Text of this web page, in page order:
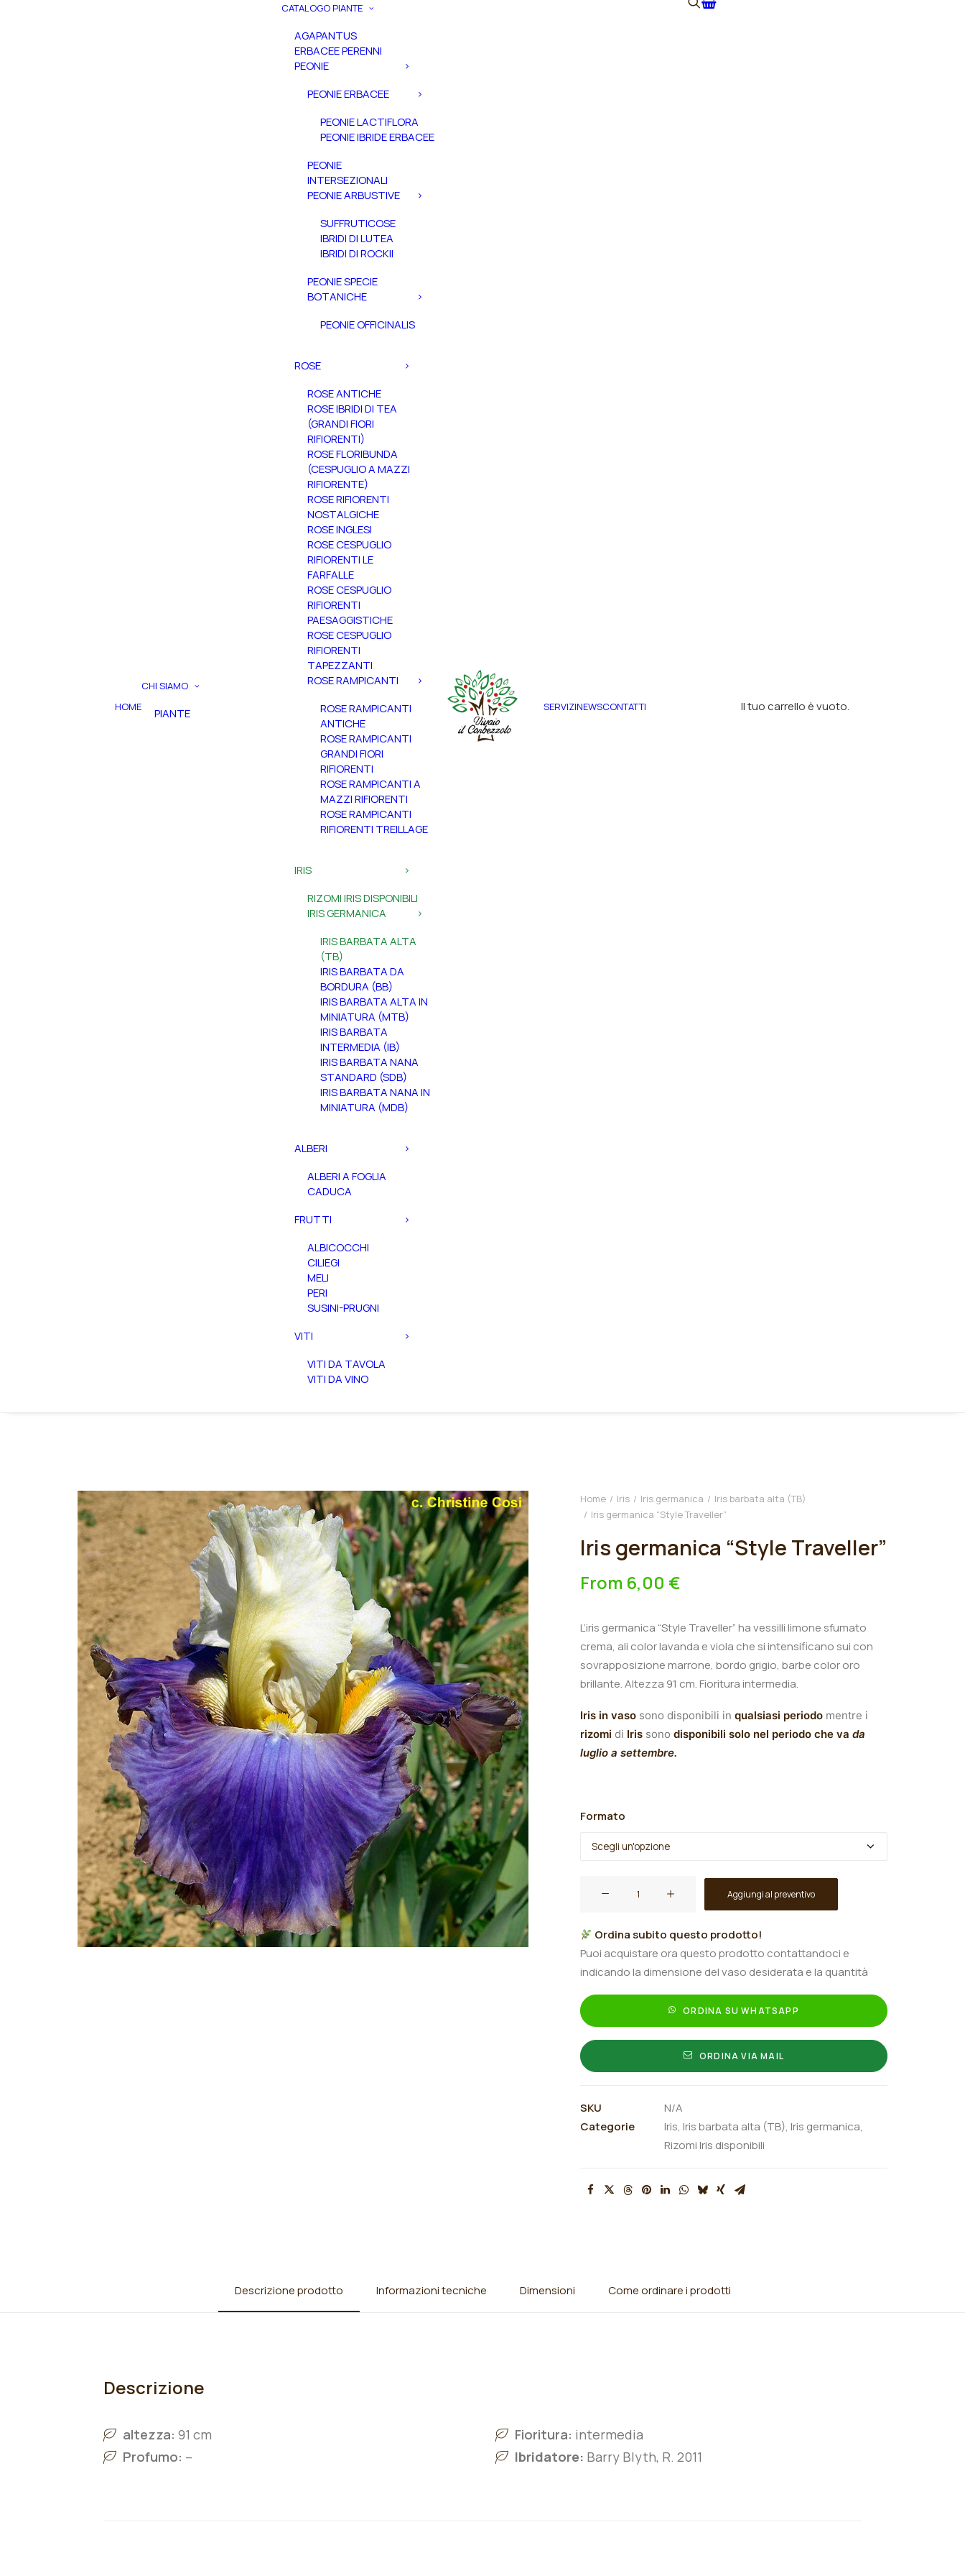
HOME
CHI SIAMO
PIANTE
CATALOGO PIANTE
AGAPANTUS
ERBACEE PERENNI
PEONIE
PEONIE ERBACEE
PEONIE LACTIFLORA
PEONIE IBRIDE ERBACEE
PEONIE
INTERSEZIONALI
PEONIE ARBUSTIVE
SUFFRUTICOSE
IBRIDI DI LUTEA
IBRIDI DI ROCKII
PEONIE SPECIE
BOTANICHE
PEONIE OFFICINALIS
ROSE
ROSE ANTICHE
ROSE IBRIDI DI TEA
(GRANDI FIORI
RIFIORENTI)
ROSE FLORIBUNDA
(CESPUGLIO A MAZZI
RIFIORENTE)
ROSE RIFIORENTI
NOSTALGICHE
ROSE INGLESI
ROSE CESPUGLIO
RIFIORENTI LE
FARFALLE
ROSE CESPUGLIO
RIFIORENTI
PAESAGGISTICHE
ROSE CESPUGLIO
RIFIORENTI
TAPEZZANTI
ROSE RAMPICANTI
ROSE RAMPICANTI
ANTICHE
ROSE RAMPICANTI
GRANDI FIORI
RIFIORENTI
ROSE RAMPICANTI A
MAZZI RIFIORENTI
ROSE RAMPICANTI
RIFIORENTI TREILLAGE
IRIS
RIZOMI IRIS DISPONIBILI
IRIS GERMANICA
IRIS BARBATA ALTA
(TB)
IRIS BARBATA DA
BORDURA (BB)
IRIS BARBATA ALTA IN
MINIATURA (MTB)
IRIS BARBATA
INTERMEDIA (IB)
IRIS BARBATA NANA
STANDARD (SDB)
IRIS BARBATA NANA IN
MINIATURA (MDB)
ALBERI
ALBERI A FOGLIA
CADUCA
FRUTTI
ALBICOCCHI
CILIEGI
MELI
PERI
SUSINI-PRUGNI
VITI
VITI DA TAVOLA
VITI DA VINO
SERVIZINEWSCONTATTI Il tuo carrello è vuoto.
Home Iris Iris germanica
Iris barbata alta (TB)
Iris germanica “Style Traveller”
Iris germanica “Style Traveller”
From 6,00 €
L’iris germanica “Style Traveller” ha vessilli limone sfumato
crema, ali color lavanda e viola che si intensificano sui con
sovrapposizione marrone, bordo grigio, barbe color oro
brillante.Altezza 91 cm. Fioritura intermedia.
Iris in vaso sono disponibili in qualsiasi periodo mentre i
rizomi di Iris sono disponibili solo nel periodo che va da
luglio a settembre.
Formato
Traveller"
quantità
Aggiungi al preventivo
Ordina subito questo prodotto!
Puoi acquistare ora questo prodotto contattandoci e
indicando la dimensione del vaso desiderata e la quantità
ORDINA SU WHATSAPP
ORDINA VIA MAIL
SKU
N/A
Categorie
Iris, Iris barbata alta (TB), Iris germanica,
Rizomi Iris disponibili
Descrizione prodotto Informazioni tecniche Dimensioni Come ordinare i prodotti
Descrizione
altezza: 91 cm
Profumo: –
Fioritura: intermedia
Ibridatore: Barry Blyth, R. 2011